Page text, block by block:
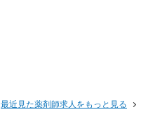
最近見た薬剤師求人をもっと見る